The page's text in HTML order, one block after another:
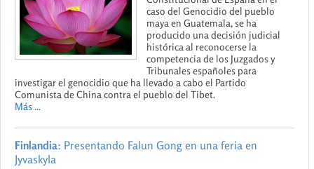
caso del Genocidio del pueblo
maya en Guatemala, se ha
producido una decisión judicial
histórica al reconocerse la
competencia de los Juzgados y
Tribunales españoles para
investigar el genocidio que ha llevado a cabo el Partido
Comunista de China contra el pueblo del Tibet.
Más ...
Finlandia: Presentando Falun Gong en una feria en
Jyvaskyla